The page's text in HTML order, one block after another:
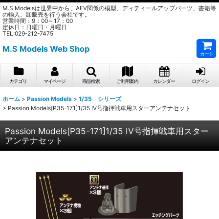
M.S Modelsは世界中から、AFV関係の模型、ディティールアップパーツ、書籍等
の輸入、卸販売を行う会社です。
営業時間：9：00～17：00
定休日：日曜日・月曜日
TEL:029-212-7475
M.S Models Web Shop
カート
カテゴリ マイページ 商品検索 ご利用案内 カレンダー ログイン
ホーム > Passion Models > 1/35 シリーズ
> Passion Models[P35-171]1/35 IV号指揮戦車用スターアンテナセット
Passion Models[P35-171]1/35 IV号指揮戦車用スター
アンテナセット